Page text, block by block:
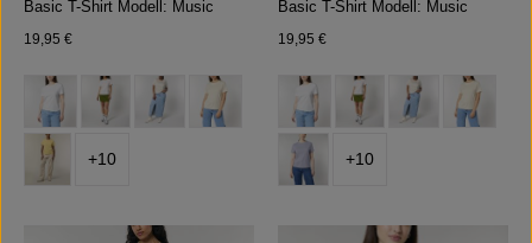
Basic T-Shirt Modell: Music
Regulärer Preis:
19,95 €
Farbe auswählen
+10
Basic T-Shirt Modell: Music
Regulärer Preis:
19,95 €
Farbe auswählen
+10